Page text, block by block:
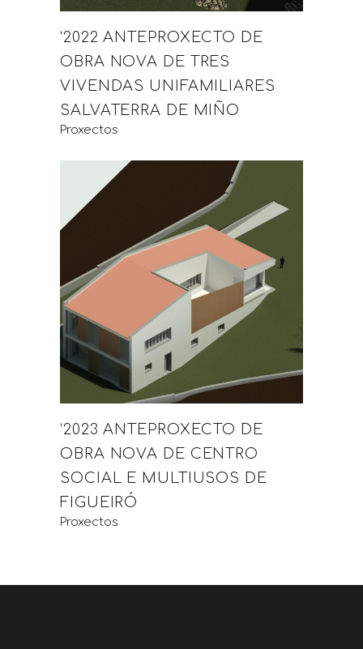
‘2022 ANTEPROXECTO DE
OBRA NOVA DE TRES
VIVENDAS UNIFAMILIARES
SALVATERRA DE MIÑO
Proxectos
‘2023 ANTEPROXECTO DE
OBRA NOVA DE CENTRO
SOCIAL E MULTIUSOS DE
FIGUEIRÓ
Proxectos